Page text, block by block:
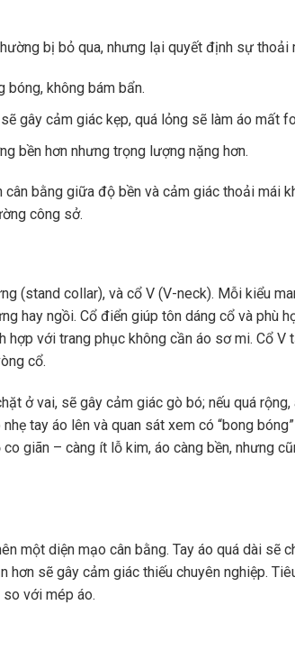
bị bỏ qua, nhưng lại quyết định sự thoải
bóng, không bám bẩn.
gây cảm giác kẹp, quá lỏng sẽ làm áo mất
bền hơn nhưng trọng lượng nặng hơn.
bằng giữa độ bền và cảm giác thoải mái
công sở.
(stand collar), và cổ V (V-neck). Mỗi kiểu
hay ngồi. Cổ điển giúp tôn dáng cổ và phù
với trang phục không cần áo sơ mi. Cổ V
cổ.
ở vai, sẽ gây cảm giác gò bó; nếu quá
tay áo lên và quan sát xem có “bong
giãn – càng ít lỗ kim, áo càng bền, nhưng
một diện mạo cân bằng. Tay áo quá dài sẽ
sẽ gây cảm giác thiếu chuyên nghiệp.
với mép áo.